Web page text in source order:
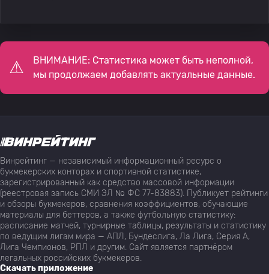
ВНИМАНИЕ: Статистика может быть неполной,
мы продолжаем добавлять актуальные данные.
Винрейтинг — независимый информационный ресурс о
букмекерских конторах и спортивной статистике,
зарегистрированный как средство массовой информации
(реестровая запись СМИ ЭЛ № ФС 77-83883). Публикует рейтинги
и обзоры букмекеров, сравнения коэффициентов, обучающие
материалы для беттеров, а также футбольную статистику:
расписание матчей, турнирные таблицы, результаты и статистику
по ведущим лигам мира — АПЛ, Бундеслига, Ла Лига, Серия А,
Лига Чемпионов, РПЛ и другим. Сайт является партнёром
легальных российских букмекеров.
Скачать приложение